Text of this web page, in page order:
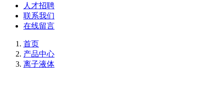
人才招聘
联系我们
在线留言
首页
产品中心
离子液体